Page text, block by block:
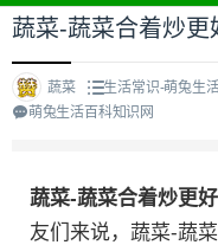
蔬菜-蔬菜合着炒更
蔬菜 生活常识-萌兔生
萌兔生活百科知识网
蔬菜-蔬菜合着炒更好
友们来说，蔬菜-蔬